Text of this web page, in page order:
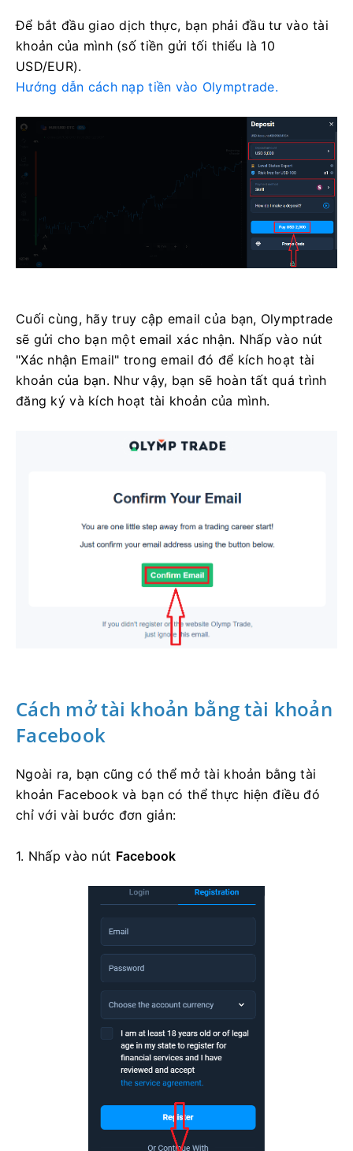
Để bắt đầu giao dịch thực, bạn phải đầu tư vào tài
khoản của mình (số tiền gửi tối thiểu là 10
USD/EUR).
Hướng dẫn cách nạp tiền vào Olymptrade.
Cuối cùng, hãy truy cập email của bạn, Olymptrade
sẽ gửi cho bạn một email xác nhận. Nhấp vào nút
"Xác nhận Email" trong email đó để kích hoạt tài
khoản của bạn. Như vậy, bạn sẽ hoàn tất quá trình
đăng ký và kích hoạt tài khoản của mình.
Cách mở tài khoản bằng tài khoản
Facebook
Ngoài ra, bạn cũng có thể mở tài khoản bằng tài
khoản Facebook và bạn có thể thực hiện điều đó
chỉ với vài bước đơn giản:
1. Nhấp vào nút Facebook